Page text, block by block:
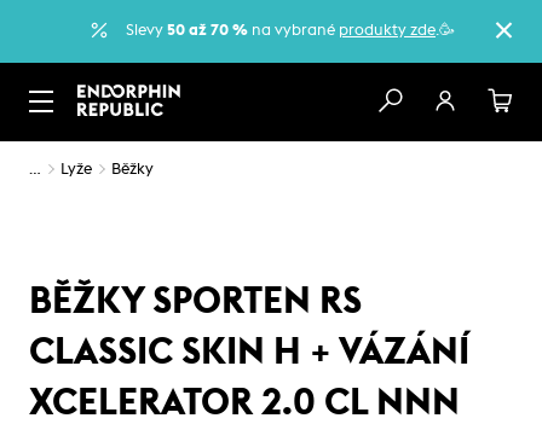
Slevy 50 až 70 % na vybrané produkty zde.🥳
… Lyže Běžky
BĚŽKY SPORTEN RS
CLASSIC SKIN H + VÁZÁNÍ
XCELERATOR 2.0 CL NNN